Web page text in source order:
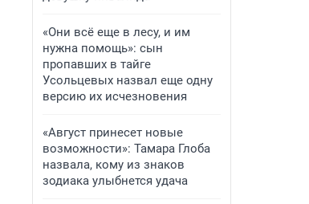
«Они всё еще в лесу, и им
нужна помощь»: сын
пропавших в тайге
Усольцевых назвал еще одну
версию их исчезновения
«Август принесет новые
возможности»: Тамара Глоба
назвала, кому из знаков
зодиака улыбнется удача